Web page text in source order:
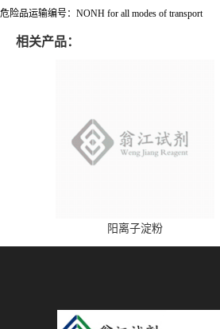
危险品运输编号：NONH for all modes of transport
相关产品：
阳离子淀粉